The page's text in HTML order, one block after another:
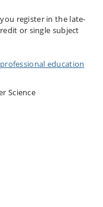
register in the late-
or single subject
education
Science